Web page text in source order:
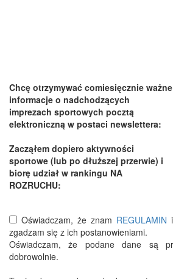
Chcę otrzymywać comiesięcznie ważne
informacje o nadchodzących
imprezach sportowych pocztą
elektroniczną w postaci newslettera:
Zacząłem dopiero aktywności
sportowe (lub po dłuższej przerwie) i
biorę udział w rankingu NA
ROZRUCHU:
Oświadczam, że znam REGULAMIN i
zgadzam się z ich postanowieniami.
Oświadczam, że podane dane są
dobrowolnie.